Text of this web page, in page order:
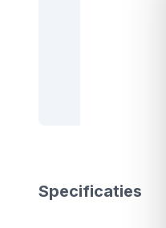
Specificaties